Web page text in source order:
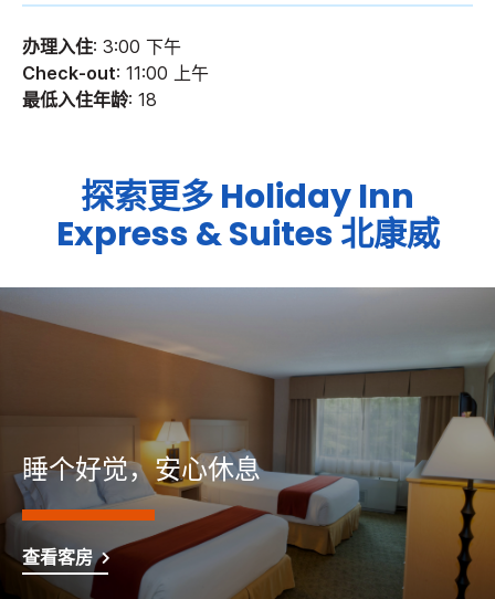
办理入住: 3:00 下午
Check-out: 11:00 上午
最低入住年龄: 18
探索更多Holiday Inn
Express & Suites北康威
睡个好觉，安心休息
查看客房